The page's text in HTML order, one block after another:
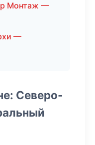
Монтаж —
—
Северо-